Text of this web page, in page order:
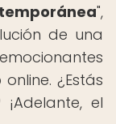
",
de una
¿Estás
el